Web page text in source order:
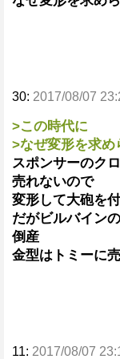
30: 2017/08/07
>この時代に
>なぜ変形を求め
スポンサーのク
売れないので
変形して大砲を
だがビルバイン
倒産
金型はトミーに
11: 2017/08/07